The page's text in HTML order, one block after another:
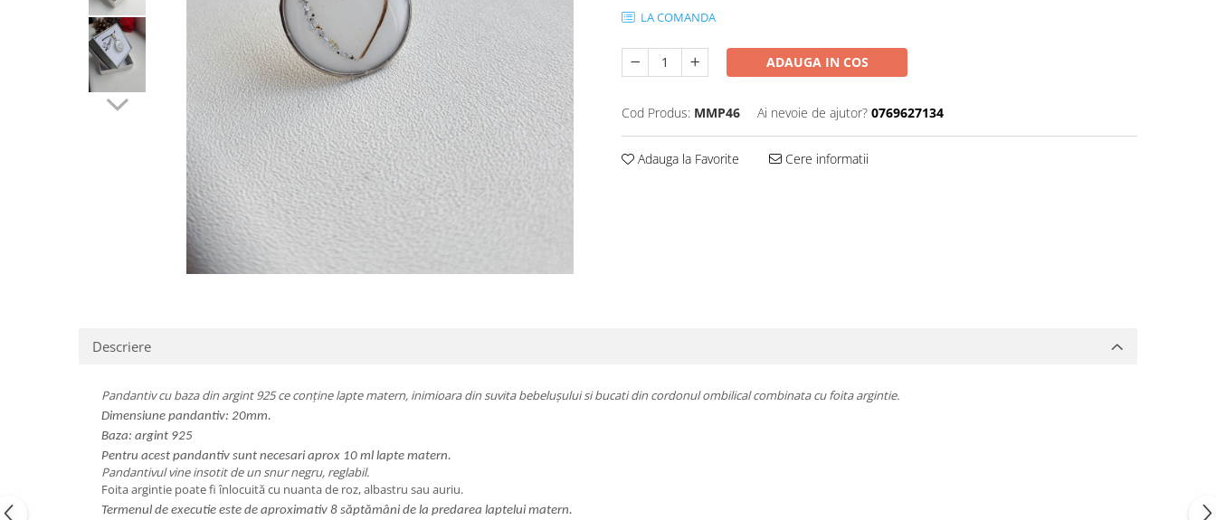
Seturi bijuterii
Seturi din argint
Seturi din aur
LA COMANDA
ADAUGA IN COS
Cod Produs: MMP46 Ai nevoie de ajutor? 0769627134
Adauga la Favorite Cere informatii
Descriere
Pandantiv cu baza din argint 925 ce conține lapte matern, inimioara din suvita bebelușului si bucati din cordonul ombilical combinata cu foita argintie.
Dimensiune pandantiv: 20mm.
Baza: argint 925
Pentru acest pandantiv sunt necesari aprox 10 ml lapte matern.
Pandantivul vine insotit de un snur negru, reglabil.
Foita argintie poate fi înlocuită cu nuanta de roz, albastru sau auriu.
Termenul de executie este de aproximativ 8 săptămâni de la predarea laptelui matern.